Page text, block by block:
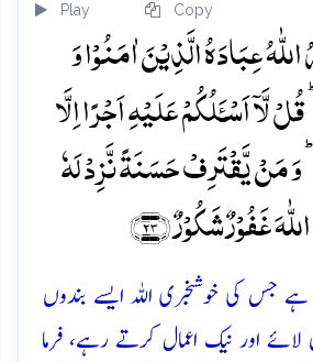
Play Copy
عِبَادَہُ الَّذِیۡنَ اٰمَنُوۡا وَ
لَّاۤ اَسۡـَٔلُکُمۡ عَلَیۡہِ اَجۡرًا اِلَّا
وَ مَنۡ یَّقۡتَرِفۡ حَسَنَۃً نَّزِدۡ لَہٗ
غَفُوۡرٌ شَکُوۡرٌ ﴿۲۳﴾
ہے جس کی خوشخبری اللہ ایسے بندوں
لائے اور نیک اعمال کرتے رہے، فرما